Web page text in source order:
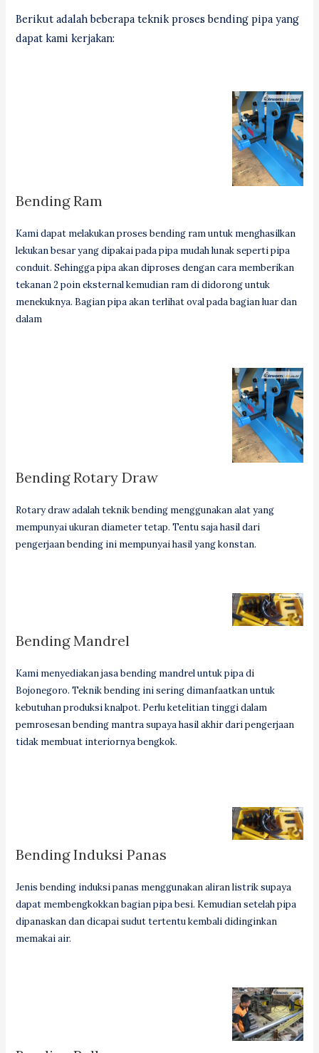
Berikut adalah beberapa teknik proses bending pipa yang
dapat kami kerjakan:
Bending Ram
Kami dapat melakukan proses bending ram untuk menghasilkan
lekukan besar yang dipakai pada pipa mudah lunak seperti pipa
conduit. Sehingga pipa akan diproses dengan cara memberikan
tekanan 2 poin eksternal kemudian ram di didorong untuk
menekuknya. Bagian pipa akan terlihat oval pada bagian luar dan
dalam
Bending Rotary Draw
Rotary draw adalah teknik bending menggunakan alat yang
mempunyai ukuran diameter tetap. Tentu saja hasil dari
pengerjaan bending ini mempunyai hasil yang konstan.
Bending Mandrel
Kami menyediakan jasa bending mandrel untuk pipa di
Bojonegoro. Teknik bending ini sering dimanfaatkan untuk
kebutuhan produksi knalpot. Perlu ketelitian tinggi dalam
pemrosesan bending mantra supaya hasil akhir dari pengerjaan
tidak membuat interiornya bengkok.
Bending Induksi Panas
Jenis bending induksi panas menggunakan aliran listrik supaya
dapat membengkokkan bagian pipa besi. Kemudian setelah pipa
dipanaskan dan dicapai sudut tertentu kembali didinginkan
memakai air.